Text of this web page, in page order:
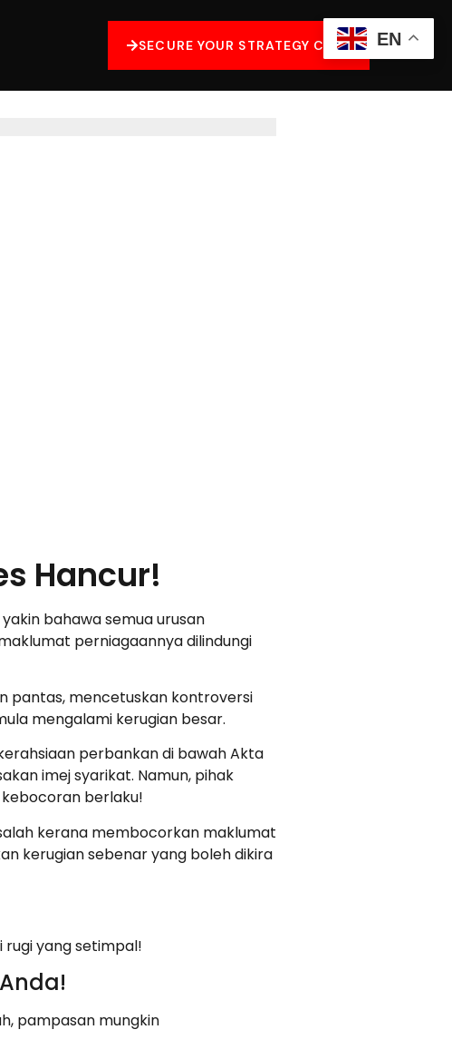
SECURE YOUR STRATEGY CALL
Hancur!
bahawa semua urusan
perniagaannya dilindungi
pantas, mencetuskan kontroversi
mengalami kerugian besar.
perbankan di bawah Akta
imej syarikat. Namun, pihak
berlaku!
kerana membocorkan maklumat
kerugian sebenar yang boleh dikira
yang setimpal!
pampasan mungkin
EN